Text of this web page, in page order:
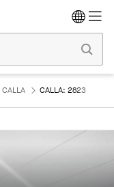
CALLA CALLA: 2823